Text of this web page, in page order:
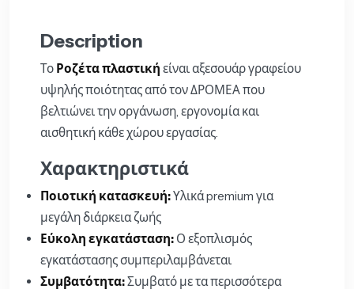
Description
Το Ροζέτα πλαστική είναι αξεσουάρ γραφείου
υψηλής ποιότητας από τον ΔΡΟΜΕΑ που
βελτιώνει την οργάνωση, εργονομία και
αισθητική κάθε χώρου εργασίας.
Χαρακτηριστικά
Ποιοτική κατασκευή:Υλικά premium για
μεγάλη διάρκεια ζωής
Εύκολη εγκατάσταση: Ο εξοπλισμός
εγκατάστασης συμπεριλαμβάνεται
Συμβατότητα:Συμβατό με τα περισσότερα